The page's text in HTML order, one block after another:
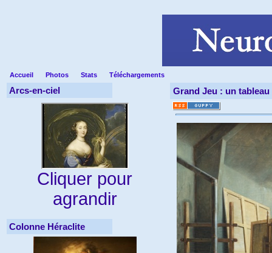
Accueil Photos Stats Téléchargements
Arcs-en-ciel
Cliquer pour
agrandir
Colonne Héraclite
Grand Jeu : un